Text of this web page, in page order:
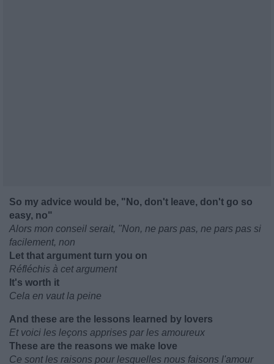
So my advice would be, "No, don't leave, don't go so
easy, no"
Alors mon conseil serait, "Non, ne pars pas, ne pars pas si
facilement, non
Let that argument turn you on
Réfléchis à cet argument
It's worth it
Cela en vaut la peine
And these are the lessons learned by lovers
Et voici les leçons apprises par les amoureux
These are the reasons we make love
Ce sont les raisons pour lesquelles nous faisons l'amour